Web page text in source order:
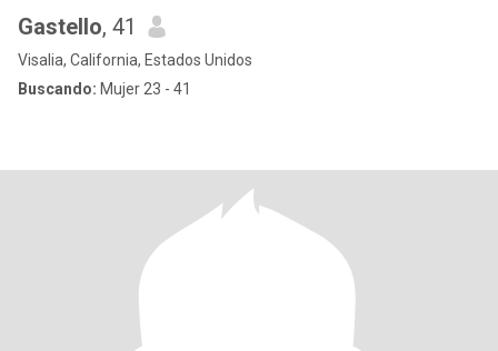
Gastello, 41
Visalia, California, Estados Unidos
Buscando: Mujer 23 - 41